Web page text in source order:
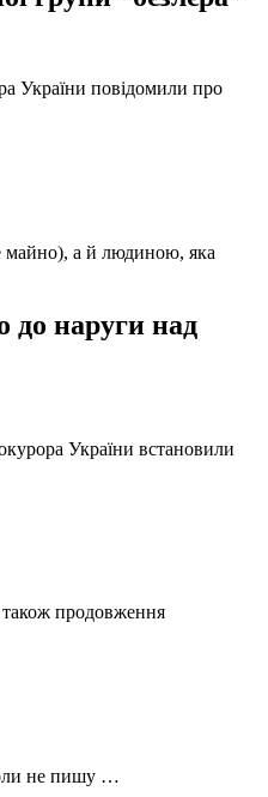
України повідомили про
майно), а й людиною, яка
до наруги над
України встановили
також продовження
не пишу …